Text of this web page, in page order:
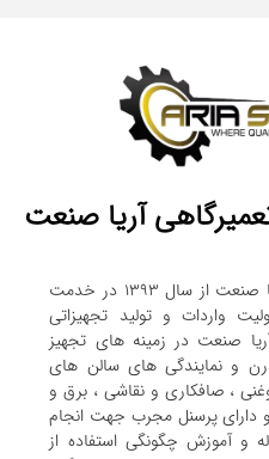
آریا صنعت
شرکت تجهیزات تعمیرگاهی آریا صنعت از سال ۱۳۹۳ در خدمت
واردات و تولید تجهیزاتی
صنعت در زمینه های تجهیز
و نمایندگی های سالن های
، صافکاری و نقاشی ، برق و
دارای پرسنل مجرب جهت انجام
آموزش چگونگی استفاده از